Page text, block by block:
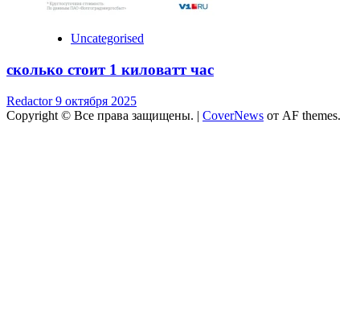
Uncategorised
сколько стоит 1 киловатт час
Redactor9 октября 2025
Copyright © Все права защищены. | CoverNews от AF themes.